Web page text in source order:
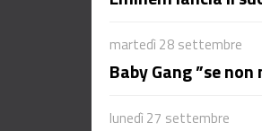
martedì 28 settembre
Baby Gang ”se
lunedì 27 settembre